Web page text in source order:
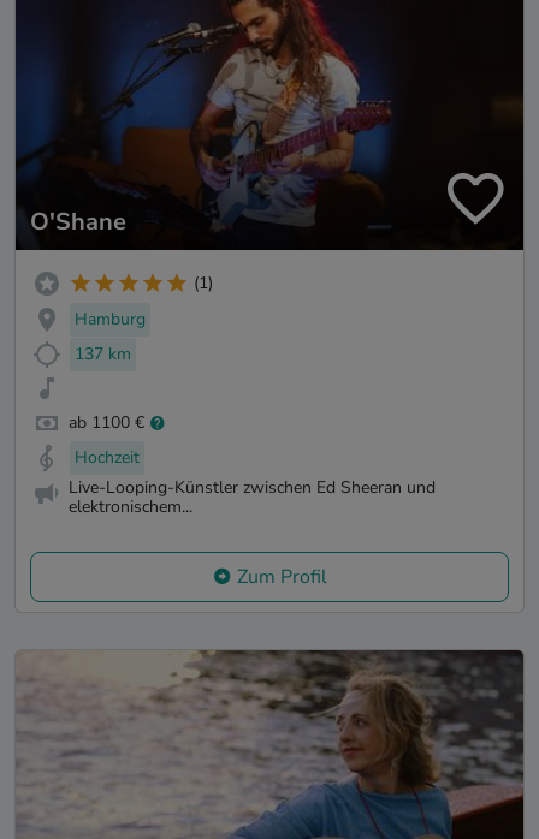
O'Shane
(1)
Hamburg
137 km
ab 1100 €
Hochzeit
Live-Looping-Künstler zwischen Ed Sheeran und
elektronischem...
Zum Profil